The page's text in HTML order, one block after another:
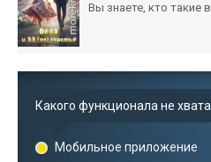
Вы знаете, кто
Какого функционала не
Мобильное приложение